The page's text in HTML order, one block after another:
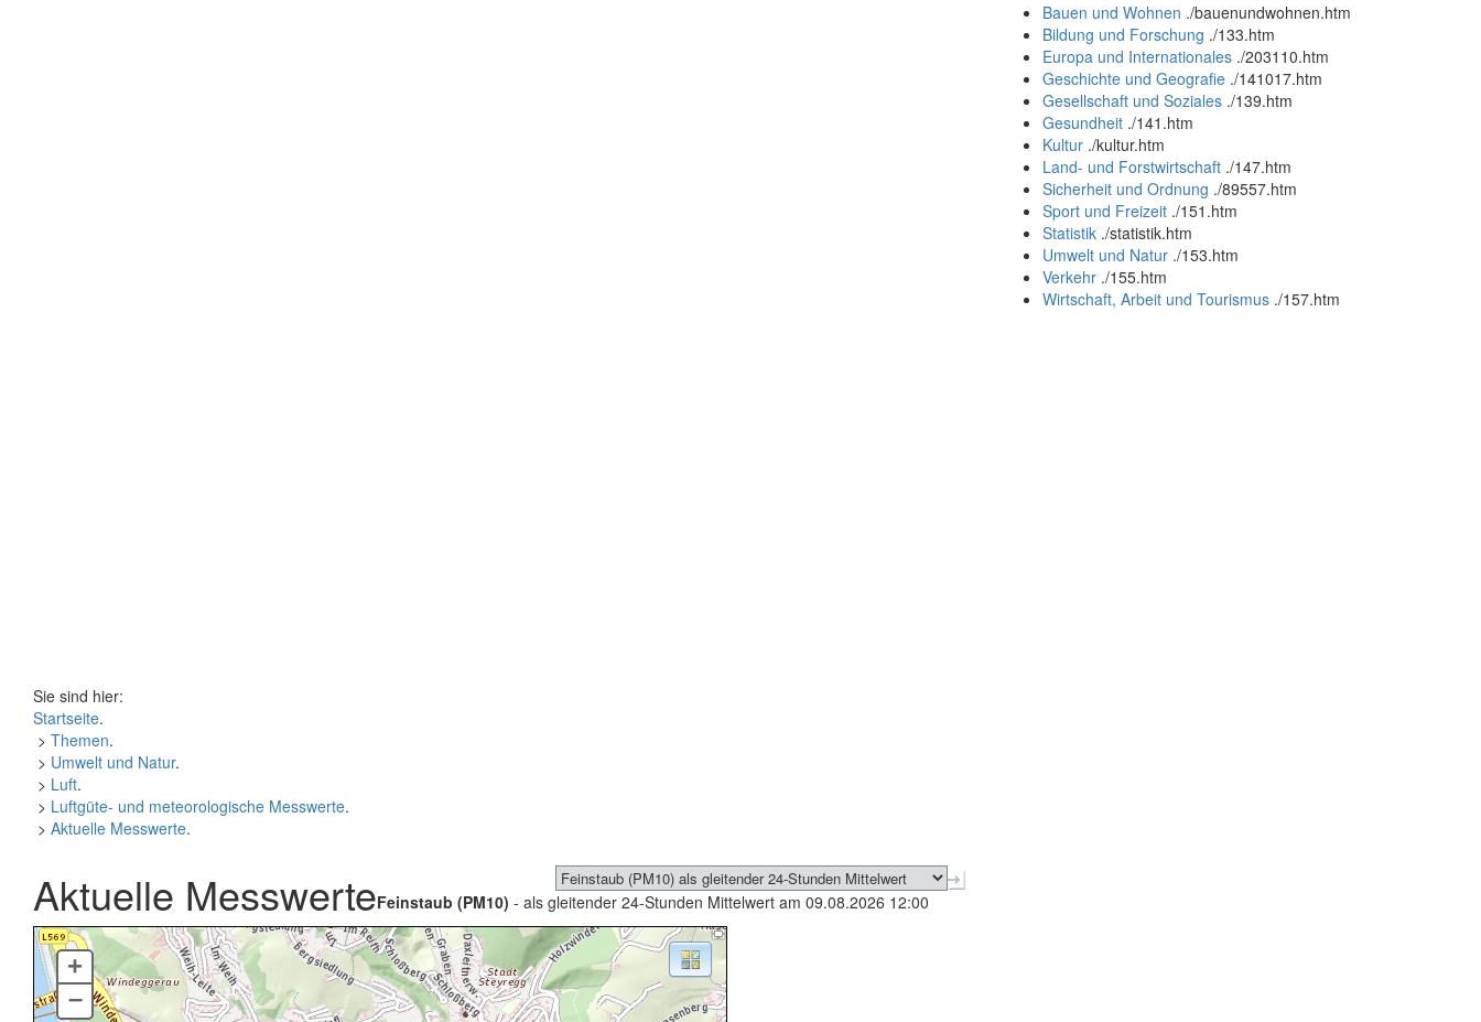
Bauen und Wohnen ./bauenundwohnen.htm
Bildung und Forschung ./133.htm
Europa und Internationales ./203110.htm
Geschichte und Geografie ./141017.htm
Gesellschaft und Soziales ./139.htm
Gesundheit ./141.htm
Kultur ./kultur.htm
Land- und Forstwirtschaft ./147.htm
Sicherheit und Ordnung ./89557.htm
Sport und Freizeit ./151.htm
Statistik ./statistik.htm
Umwelt und Natur ./153.htm
Verkehr ./155.htm
Wirtschaft, Arbeit und Tourismus ./157.htm
Sie sind hier:
Startseite.
> Themen.
> Umwelt und Natur.
> Luft.
> Luftgüte- und meteorologische Messwerte.
> Aktuelle Messwerte.
Aktuelle MesswerteFeinstaub (PM10) - als gleitender 24-Stunden Mittelwert am 09.08.2026 12:00
+
–